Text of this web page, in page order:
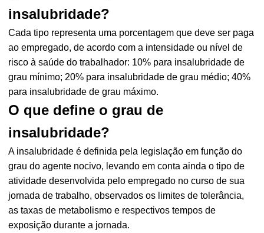
insalubridade?
Cada tipo representa uma porcentagem que deve ser paga
ao empregado, de acordo com a intensidade ou nível de
risco à saúde do trabalhador: 10% para insalubridade de
grau mínimo; 20% para insalubridade de grau médio; 40%
para insalubridade de grau máximo.
O que define o grau de
insalubridade?
A insalubridade é definida pela legislação em função do
grau do agente nocivo, levando em conta ainda o tipo de
atividade desenvolvida pelo empregado no curso de sua
jornada de trabalho, observados os limites de tolerância,
as taxas de metabolismo e respectivos tempos de
exposição durante a jornada.